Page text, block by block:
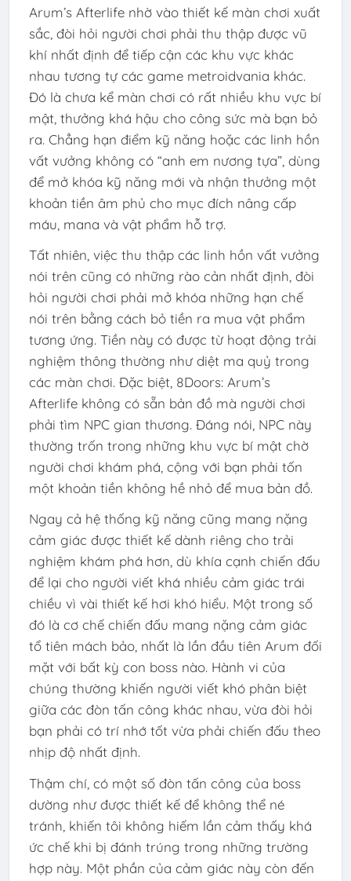
Arum’s Afterlife nhờ vào thiết kế màn chơi xuất
sắc, đòi hỏi người chơi phải thu thập được vũ
khí nhất định để tiếp cận các khu vực khác
nhau tương tự các game metroidvania khác.
Đó là chưa kể màn chơi có rất nhiều khu vực bí
mật, thưởng khá hậu cho công sức mà bạn bỏ
ra. Chẳng hạn điểm kỹ năng hoặc các linh hồn
vất vưởng không có “anh em nương tựa”, dùng
để mở khóa kỹ năng mới và nhận thưởng một
khoản tiền âm phủ cho mục đích nâng cấp
máu, mana và vật phẩm hỗ trợ.
Tất nhiên, việc thu thập các linh hồn vất vưởng
nói trên cũng có những rào cản nhất định, đòi
hỏi người chơi phải mở khóa những hạn chế
nói trên bằng cách bỏ tiền ra mua vật phẩm
tương ứng. Tiền này có được từ hoạt động trải
nghiệm thông thường như diệt ma quỷ trong
các màn chơi. Đặc biệt, 8Doors: Arum’s
Afterlife không có sẵn bản đồ mà người chơi
phải tìm NPC gian thương. Đáng nói, NPC này
thường trốn trong những khu vực bí mật chờ
người chơi khám phá, cộng với bạn phải tốn
một khoản tiền không hề nhỏ để mua bản đồ.
Ngay cả hệ thống kỹ năng cũng mang nặng
cảm giác được thiết kế dành riêng cho trải
nghiệm khám phá hơn, dù khía cạnh chiến đấu
để lại cho người viết khá nhiều cảm giác trái
chiều vì vài thiết kế hơi khó hiểu. Một trong số
đó là cơ chế chiến đấu mang nặng cảm giác
tổ tiên mách bảo, nhất là lần đầu tiên Arum đối
mặt với bất kỳ con boss nào. Hành vi của
chúng thường khiến người viết khó phân biệt
giữa các đòn tấn công khác nhau, vừa đòi hỏi
bạn phải có trí nhớ tốt vừa phải chiến đấu theo
nhịp độ nhất định.
Thậm chí, có một số đòn tấn công của boss
dường như được thiết kế để không thể né
tránh, khiến tôi không hiếm lần cảm thấy khá
ức chế khi bị đánh trúng trong những trường
hợp này. Một phần của cảm giác này còn đến